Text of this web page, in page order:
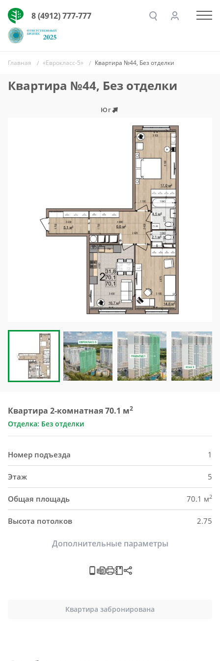
8 (4912) 777-777
Главная «Еврокласс-5» Квартира №44, Без отделки
Квартира №44, Без отделки
Юг
Квартира 2-комнатная 70.1 м2
Отделка: Без отделки
Номер подъезда 1
Этаж 5
Общая площадь 70.1 м2
Высота потолков 2.75
Дополнительные параметры
Квартира забронирована